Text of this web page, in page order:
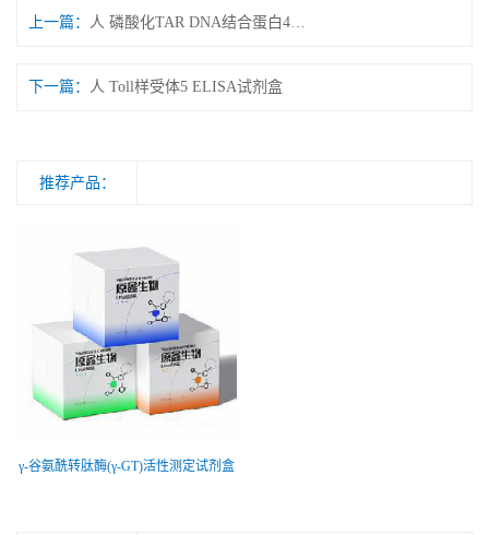
上一篇： 人 磷酸化TAR DNA结合蛋白43 ELISA试剂盒
下一篇： 人 Toll样受体5 ELISA试剂盒
推荐产品：
γ-谷氨酰转肽酶(γ-GT)活性测定试剂盒